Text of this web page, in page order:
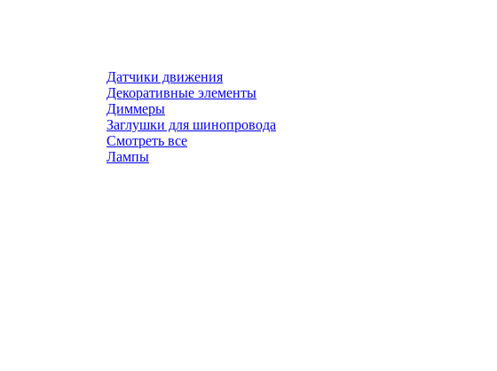
Датчики движения
Декоративные элементы
Диммеры
Заглушки для шинопровода
Смотреть все
Лампы